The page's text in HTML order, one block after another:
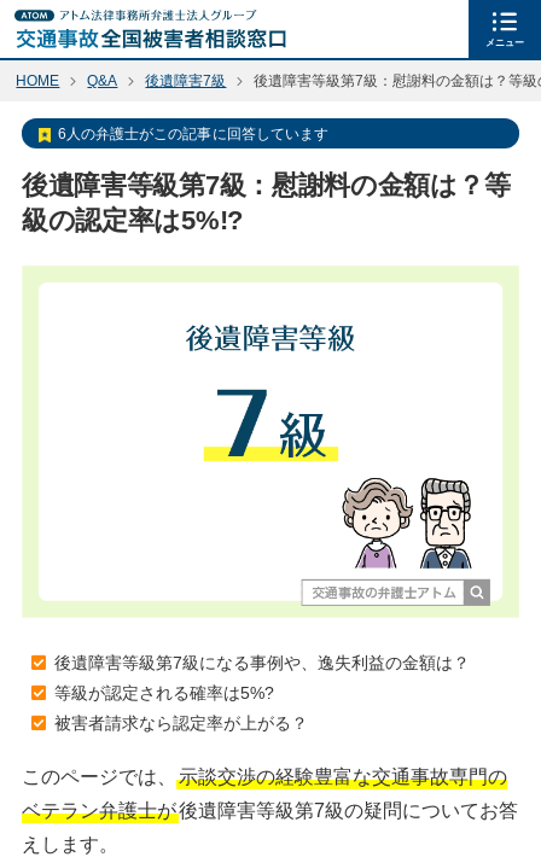
メニュー
HOME Q&A 後遺障害7級 後遺障害等級第7級：慰謝料の金額は？等
6人の弁護士がこの記事に回答しています
後遺障害等級第7級：慰謝料の金額は？等
級の認定率は5%!?
後遺障害等級第7級になる事例や、逸失利益の金額は？
等級が認定される確率は5%?
被害者請求なら認定率が上がる？
このページでは、
示談交渉の経験豊富な交通事故専門の
ベテラン弁護士が後遺障害等級第7級の疑問についてお答
えします。